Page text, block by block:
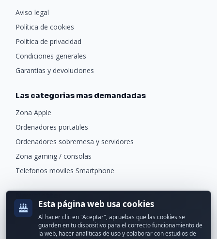
Aviso legal
Política de cookies
Política de privacidad
Condiciones generales
Garantías y devoluciones
Las categorias mas demandadas
Zona Apple
Ordenadores portatiles
Ordenadores sobremesa y servidores
Zona gaming / consolas
Telefonos moviles Smartphone
Recibe ofertas exclusivas y novedades.
Esta página web usa cookies
Al hacer clic en "Aceptar", apruebas que las cookies se
guarden en tu dispositivo para el correcto funcionamiento de
la web, hacer analíticas de uso y colaborar con estudios de